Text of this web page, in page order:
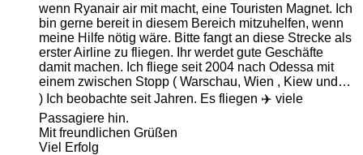
wenn Ryanair air mit macht, eine Touristen Magnet. Ich
bin gerne bereit in diesem Bereich mitzuhelfen, wenn
meine Hilfe nötig wäre. Bitte fangt an diese Strecke als
erster Airline zu fliegen. Ihr werdet gute Geschäfte
damit machen. Ich fliege seit 2004 nach Odessa mit
einem zwischen Stopp ( Warschau, Wien , Kiew und…
) Ich beobachte seit Jahren. Es fliegen ✈️ viele
Passagiere hin.
Mit freundlichen Grüßen
Viel Erfolg